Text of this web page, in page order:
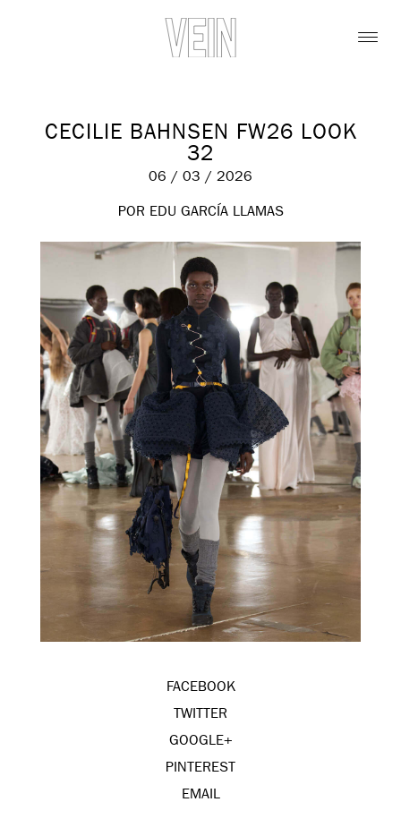
CECILIE BAHNSEN FW26 LOOK
32
06 / 03 / 2026
POR EDU GARCÍA LLAMAS
FACEBOOK
TWITTER
GOOGLE+
PINTEREST
EMAIL